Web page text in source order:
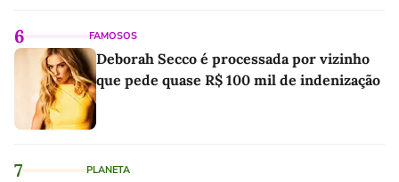
6 FAMOSOS
Deborah Secco é processada por vizinho
que pede quase R$ 100 mil de indenização
7 PLANETA